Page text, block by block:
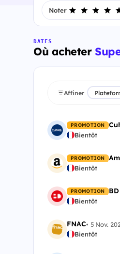
Noter
DATES
Où acheter
Affiner
PROMOTION
Bientôt
PROMOTION
Bientôt
PROMOTION
Bientôt
FNAC• 5 Nov.
Bientôt